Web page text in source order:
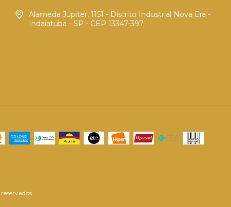
Alameda Júpiter, 1151 - Distrito Industrial Nova Era -
Indaiatuba - SP - CEP 13347-397